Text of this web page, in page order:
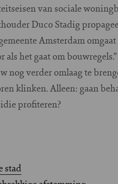
van sociale
Duco Stadig
Amsterdam
het gaat om
verder omlaag te
klinken. Alleen: gaan
profiteren?
stad